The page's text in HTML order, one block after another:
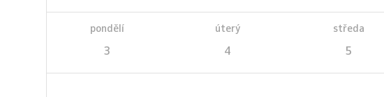
pondělí
3
úterý
4
středa
5